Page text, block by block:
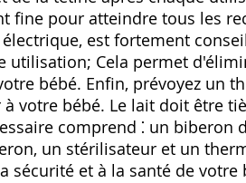
fine pour atteindre tous les
est fortement
utilisation; Cela permet
bébé. Enfin, prévoyez un
à votre bébé. Le lait doit être
comprend ⁚ un
un stérilisateur et un
sécurité et à la santé de votre